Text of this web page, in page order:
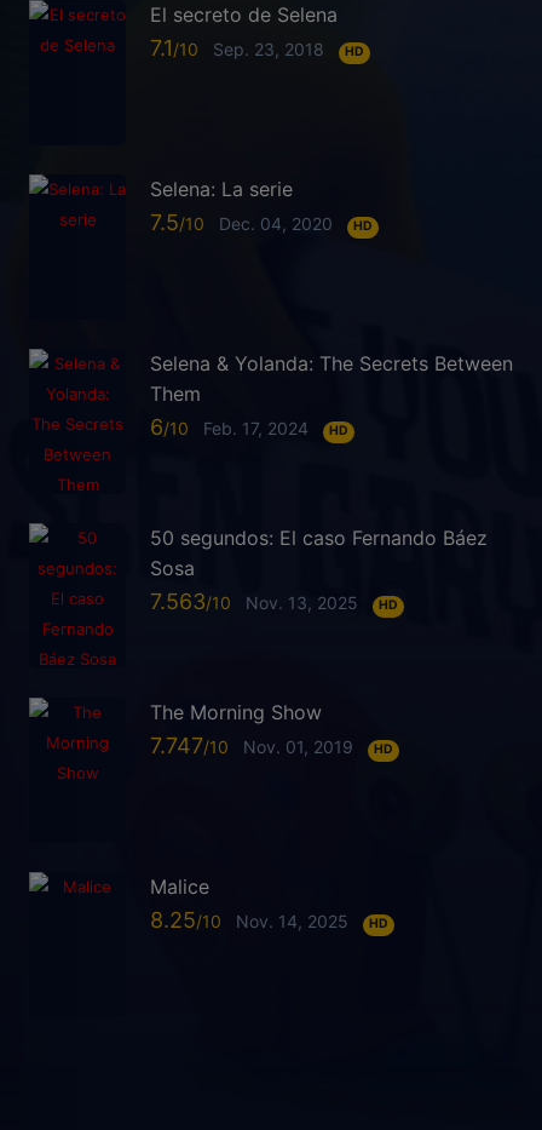
El secreto de Selena
7.1 Sep. 23, 2018 HD
Selena: La serie
7.5 Dec. 04, 2020 HD
Selena & Yolanda: The Secrets Between
Them
6 Feb. 17, 2024 HD
50 segundos: El caso Fernando Báez
Sosa
7.563 Nov. 13, 2025 HD
The Morning Show
7.747 Nov. 01, 2019 HD
Malice
8.25 Nov. 14, 2025 HD